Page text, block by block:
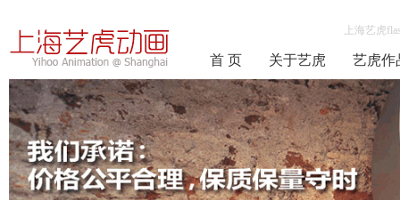
上海艺虎
首 页 关于艺虎 艺虎作